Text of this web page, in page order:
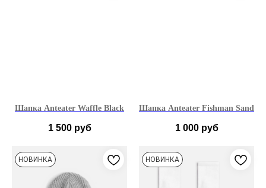
Шапка Anteater Waffle Black
1 500 руб
Шапка Anteater Fishman Sand
1 000 руб
НОВИНКА НОВИНКА